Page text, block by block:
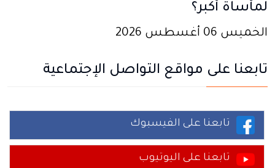
لمأساة أكبر؟
الخميس 06 أغسطس 2026
تابعنا على مواقع التواصل الإجتماعية
تابعنا على الفيسبوك
تابعنا على اليوتيوب